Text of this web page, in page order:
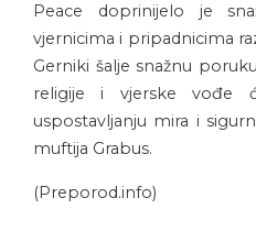
Peace doprinijelo je
vjernicima i pripadnicima
Gerniki šalje snažnu
religije i vjerske vođe
uspostavljanju mira i
muftija Grabus.
(Preporod.info)